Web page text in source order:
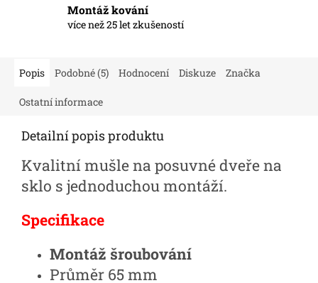
Montáž kování
více než 25 let zkušeností
Popis Podobné (5) Hodnocení Diskuze Značka
Ostatní informace
Detailní popis produktu
Kvalitní mušle na posuvné dveře na
sklo s jednoduchou montáží.
Specifikace
Montáž šroubování
Průměr 65 mm